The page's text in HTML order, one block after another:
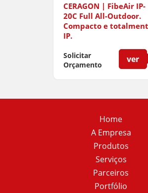
CERAGON | FibeAir IP-
20C Full All-Outdoor.
Compacto e
IP.
Solicitar
Orçamento
ver
Home
A Empresa
Produtos
Serviços
Parceiros
Portfólio